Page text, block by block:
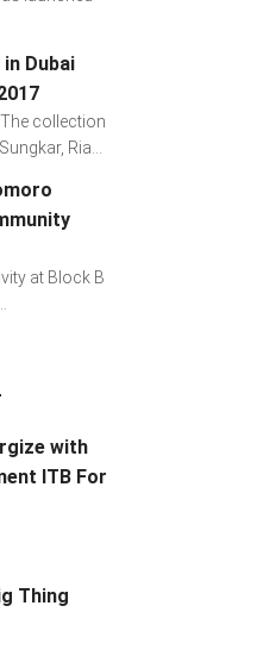
Dubai
collection
Ria...
at Block B
with
ITB For
Thing